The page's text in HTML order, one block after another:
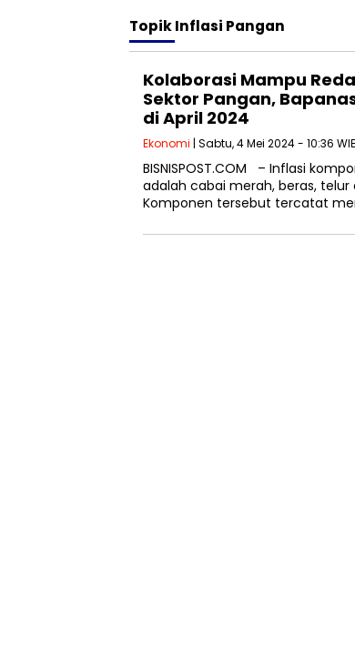
TopikInflasi Pangan
Kolaborasi Mampu
Sektor Pangan,
di April 2024
Ekonomi | Sabtu, 4 Mei 2024 - 10:36
BISNISPOST.COM – Inflasi
adalah cabai merah, beras,
Komponen tersebut tercatat